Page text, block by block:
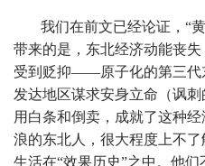
我们在前文已经论证，“
带来的是，东北经济动能丧
受到贬抑——原子化的第三代
发达地区谋求安身立命（讽
用白条和倒卖，成就了这种
浪的东北人，很大程度上不
生活在“效果历史”之中。他